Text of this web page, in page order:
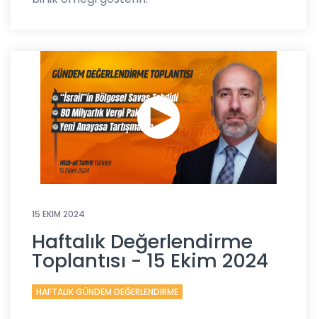
15 EKIM 2024
Haftalık Değerlendirme
Toplantısı - 15 Ekim 2024
HAFTALIK GÜNDEM DEĞERLENDİRME